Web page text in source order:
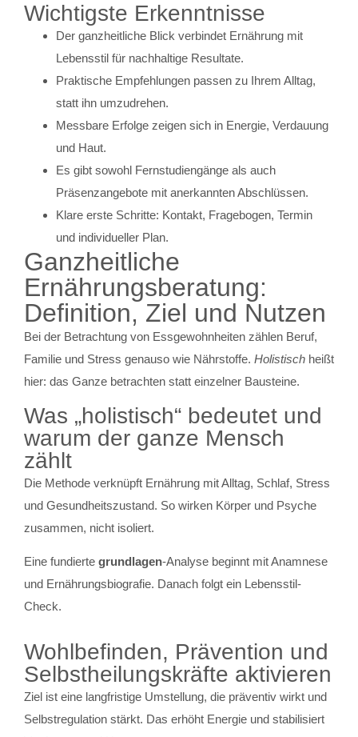
Wichtigste Erkenntnisse
Der ganzheitliche Blick verbindet Ernährung mit
Lebensstil für nachhaltige Resultate.
Praktische Empfehlungen passen zu Ihrem Alltag,
statt ihn umzudrehen.
Messbare Erfolge zeigen sich in Energie, Verdauung
und Haut.
Es gibt sowohl Fernstudiengänge als auch
Präsenzangebote mit anerkannten Abschlüssen.
Klare erste Schritte: Kontakt, Fragebogen, Termin
und individueller Plan.
Ganzheitliche
Ernährungsberatung:
Definition, Ziel und Nutzen
Bei der Betrachtung von Essgewohnheiten zählen Beruf,
Familie und Stress genauso wie Nährstoffe. Holistisch heißt
hier: das Ganze betrachten statt einzelner Bausteine.
Was „holistisch“ bedeutet und
warum der ganze Mensch
zählt
Die Methode verknüpft Ernährung mit Alltag, Schlaf, Stress
und Gesundheitszustand. So wirken Körper und Psyche
zusammen, nicht isoliert.
Eine fundierte grundlagen-Analyse beginnt mit Anamnese
und Ernährungsbiografie. Danach folgt ein Lebensstil-
Check.
Wohlbefinden, Prävention und
Selbstheilungskräfte aktivieren
Ziel ist eine langfristige Umstellung, die präventiv wirkt und
Selbstregulation stärkt. Das erhöht Energie und stabilisiert